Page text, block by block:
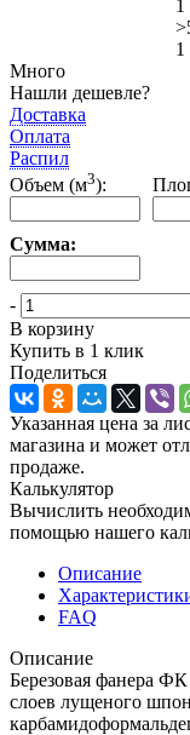
1
1
Много
Нашли дешевле?
Доставка
Оплата
Распил
Объем (м3):
Сумма:
-
В корзину
Купить в 1 клик
Поделиться
Указанная цена за
магазина и может
продаже.
Калькулятор
Вычислить
помощью нашего
Описание
FAQ
Описание
Березовая фанера
слоев лущеного